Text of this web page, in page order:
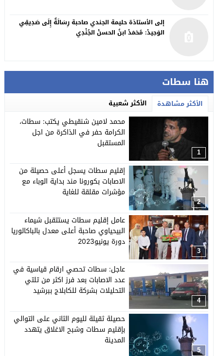
هنا سطات
الأكثر مشاهدة الأكثر شعبية
1
محمد لامين شنقيطي يكتب: سطات،
الكرامة حفر في الذاكرة من اجل
المستقبل
2
إقليم سطات يسجل أعلى حصيلة من
الاصابات بكورونا مند بداية الوباء مع
مؤشرات مقلقة للغاية
3
عامل إقليم سطات يستتقبل شيماء
البيحياوي صاحبة أعلى معدل بالباكالوريا
دورة يونيو2023
4
عاجل: سطات تحصي ارقام قياسية في
عدد الاصابات بعد فرز اكثر من تلتي
التحليلات بشركة للكابلاج ببرشيد
5
حصيلة ثقيلة لليوم الثاني على التوالي
بإقليم سطات وشبح الاغلاق يتهدد
المدينة
إلى الأستاذة حليمة الجندي صاحبة رِسَالَةٌ إِلَى صَدِيقِي
الوَحِيدْ: مُحَمَدْ ابنُ الحسنْ الجُنْدِي